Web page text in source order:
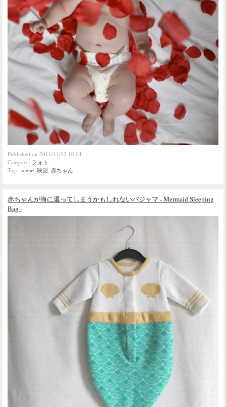
Published on 2011/11/12 10:04.
Category: フォト
Tags: scene, 映画, 赤ちゃん
赤ちゃんが海に還ってしまうかもしれないパジャマ - Mermaid Sleeping
Bag -